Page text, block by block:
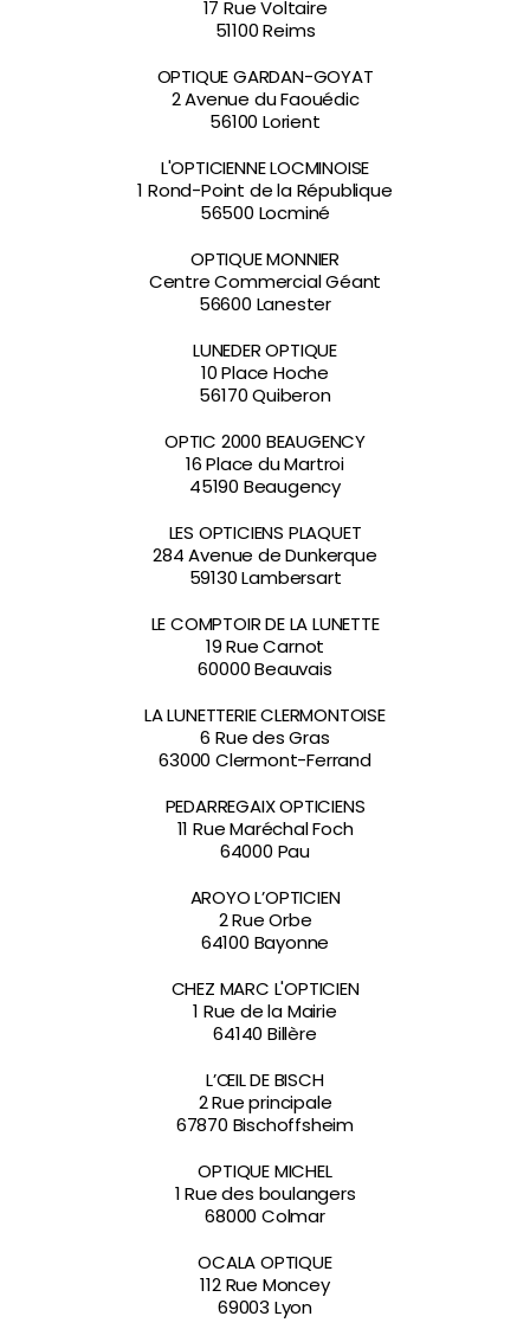
17 Rue Voltaire
51100 Reims
OPTIQUE GARDAN-GOYAT
2 Avenue du Faouédic
56100 Lorient
L'OPTICIENNE LOCMINOISE
1 Rond-Point de la République
56500 Locminé
OPTIQUE MONNIER
Centre Commercial Géant
56600 Lanester
LUNEDER OPTIQUE
10 Place Hoche
56170 Quiberon
OPTIC 2000 BEAUGENCY
16 Place du Martroi
45190 Beaugency
LES OPTICIENS PLAQUET
284 Avenue de Dunkerque
59130 Lambersart
LE COMPTOIR DE LA LUNETTE
19 Rue Carnot
60000 Beauvais
LA LUNETTERIE CLERMONTOISE
6 Rue des Gras
63000 Clermont-Ferrand
PEDARREGAIX OPTICIENS
11 Rue Maréchal Foch
64000 Pau
AROYO L’OPTICIEN
2 Rue Orbe
64100 Bayonne
CHEZ MARC L'OPTICIEN
1 Rue de la Mairie
64140 Billère
L’ŒIL DE BISCH
2 Rue principale
67870 Bischoffsheim
OPTIQUE MICHEL
1 Rue des boulangers
68000 Colmar
OCALA OPTIQUE
112 Rue Moncey
69003 Lyon